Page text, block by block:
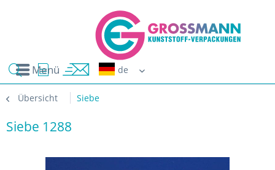
Menü
Übersicht Siebe
Siebe 1288